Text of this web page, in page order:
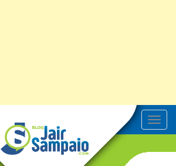
T
o